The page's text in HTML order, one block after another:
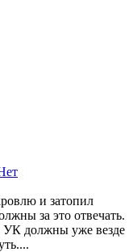
и затопил
за это отвечать.
УК должны уже везде